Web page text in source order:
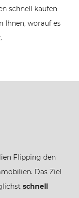
schnell kaufen
Ihnen, worauf es
Flipping den
Das Ziel
schnell